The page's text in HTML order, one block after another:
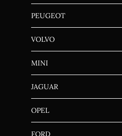
PEUGEOT
VOLVO
MINI
JAGUAR
OPEL
FORD